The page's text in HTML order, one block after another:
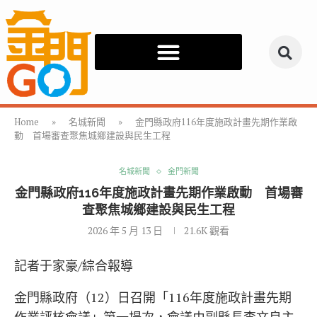
Home » 名城新聞 »
金門縣政府116年度施政計畫先期作業啟
動 首場審查聚焦城鄉建設與民生工程
名城新聞 金門新聞
金門縣政府116年度施政計畫先期作業啟動 首場審
查聚焦城鄉建設與民生工程
2026 年 5 月 13 日 21.6K觀看
記者于家豪/綜合報導
金門縣政府（12）日召開「116年度施政計畫先期